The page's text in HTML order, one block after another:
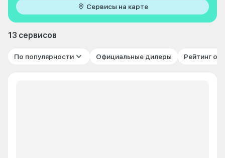
Сервисы на карте
13 сервисов
По популярности Официальные дилеры Рейтинг